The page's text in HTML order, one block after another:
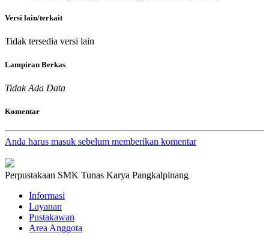
Versi lain/terkait
Tidak tersedia versi lain
Lampiran Berkas
Tidak Ada Data
Komentar
Anda harus masuk sebelum memberikan komentar
Perpustakaan SMK Tunas Karya Pangkalpinang
Informasi
Layanan
Pustakawan
Area Anggota